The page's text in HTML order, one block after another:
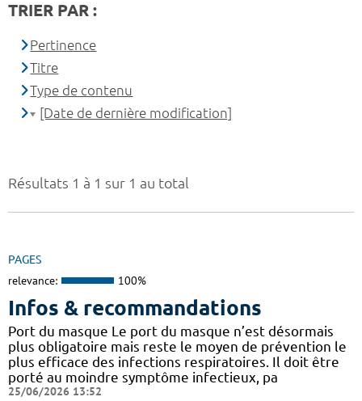
Résultats 1 à 1 sur 1 au total
PAGES
relevance: 100%
Infos & recommandations
Port du masque Le port du masque n’est désormais
plus obligatoire mais reste le moyen de prévention le
plus efficace des infections respiratoires. Il doit être
porté au moindre symptôme infectieux, pa
25/06/2026 13:52
TRIER PAR :
Pertinence
Titre
Type de contenu
[Date de dernière modification]